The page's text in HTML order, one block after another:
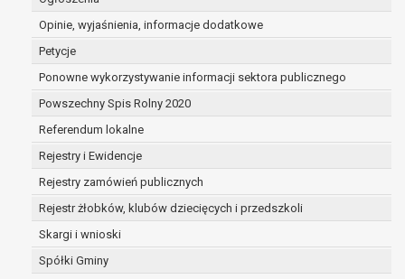
Opinie, wyjaśnienia, informacje dodatkowe
Petycje
Ponowne wykorzystywanie informacji sektora publicznego
Powszechny Spis Rolny 2020
Referendum lokalne
Rejestry i Ewidencje
Rejestry zamówień publicznych
Rejestr żłobków, klubów dziecięcych i przedszkoli
Skargi i wnioski
Spółki Gminy
dane są nieprawidłowe lub
niekompletne;
osobowych (tzw. prawo do bycia
zapomnianym) na podstawie art. 17 RODO,
w przypadku gdy:
dane nie są już niezbędne do celów,
sposób przetwarzane,
osoba, której dane dotyczą, wniosła
sprzeciw wobec przetwarzania
osoba, której dane dotyczą wycofała